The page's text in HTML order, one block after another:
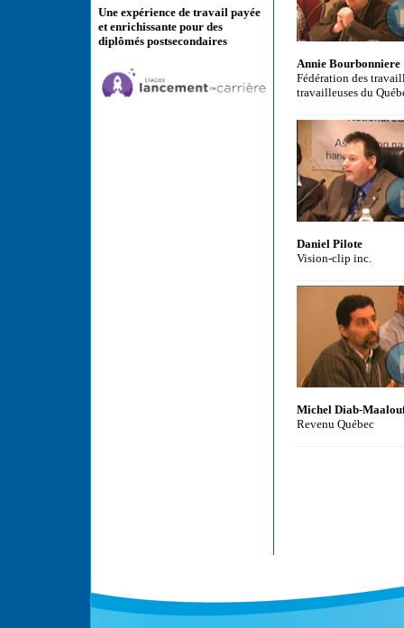
Une expérience de travail payée
et enrichissante pour des
diplômés postsecondaires
Annie Bourbonniere
Fédération des
travailleuses du
Daniel Pilote
Vision-clip inc.
Michel Diab-
Revenu Québec